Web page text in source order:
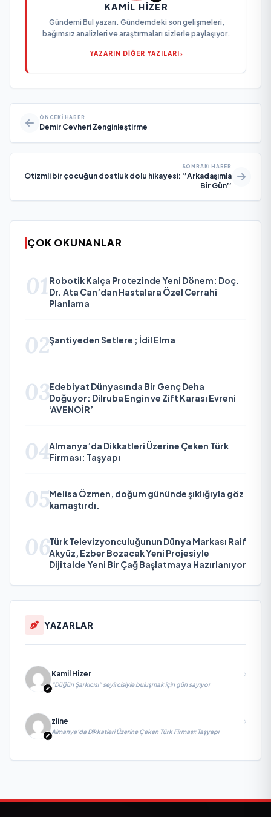
KAMIL HIZER
Gündemi Bul yazarı. Gündemdeki son gelişmeleri,
bağımsız analizleri ve araştırmaları sizlerle paylaşıyor.
YAZARIN DİĞER YAZILARI
ÖNCEKI HABER
Demir Cevheri Zenginleştirme
SONRAKI HABER
Otizmli bir çocuğun dostluk dolu hikayesi: ‘’Arkadaşımla
Bir Gün’’
ÇOK OKUNANLAR
01 Robotik Kalça Protezinde Yeni Dönem: Doç.
Dr. Ata Can’dan Hastalara Özel Cerrahi
Planlama
02Şantiyeden Setlere ; İdil Elma
03Edebiyat Dünyasında Bir Genç Deha
Doğuyor: Dilruba Engin ve Zift Karası Evreni
‘AVENOİR’
04Almanya’da Dikkatleri Üzerine Çeken Türk
Firması: Taşyapı
05Melisa Özmen, doğum gününde şıklığıyla göz
kamaştırdı.
06Türk Televizyonculuğunun Dünya Markası Raif
Akyüz, Ezber Bozacak Yeni Projesiyle
Dijitalde Yeni Bir Çağ Başlatmaya Hazırlanıyor
YAZARLAR
Kamil Hizer
“Düğün Şarkıcısı” seyircisiyle buluşmak için gün sayıyor
zline
Almanya’da Dikkatleri Üzerine Çeken Türk Firması: Taşyapı